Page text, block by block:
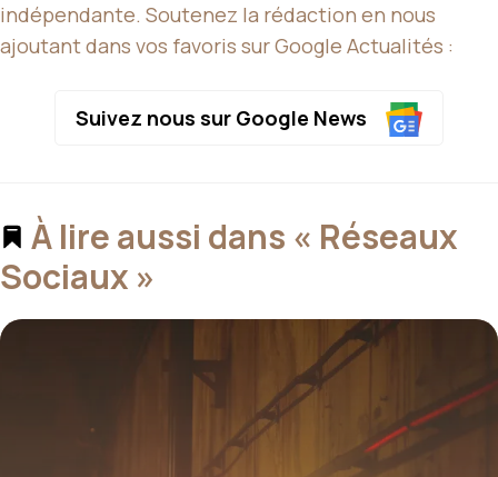
indépendante. Soutenez la rédaction en nous
ajoutant dans vos favoris sur Google Actualités :
Suivez nous sur Google News
À lire aussi dans « Réseaux
Sociaux »